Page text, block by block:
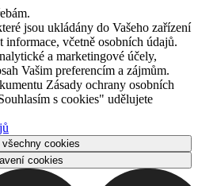
jsou ukládány do Vašeho zařízení
informace, včetně osobních údajů.
a marketingové účely,
Vašim preferencím a zájmům.
Zásady ochrany osobních
s cookies" udělujete
všechny cookies
cookies